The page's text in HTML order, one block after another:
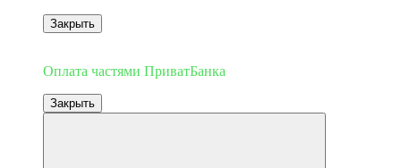
Закрыть
Оплата частями ПриватБанка
Закрыть